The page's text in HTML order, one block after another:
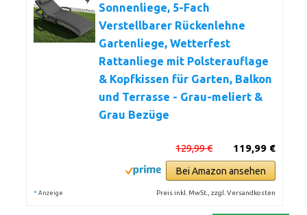
Sonnenliege, 5-Fach
Verstellbarer Rückenlehne
Gartenliege, Wetterfest
Rattanliege mit Polsterauflage
& Kopfkissen für Garten, Balkon
und Terrasse - Grau-meliert &
Grau Bezüge
119,99 €
129,99 €
Bei Amazon ansehen
* Anzeige Preis inkl. MwSt., zzgl. Versandkosten